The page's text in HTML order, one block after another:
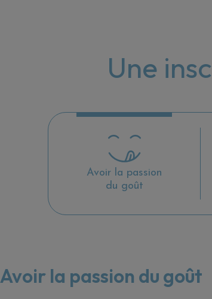
Une
Avoir la passion
du goût
Avoir la passion du goût